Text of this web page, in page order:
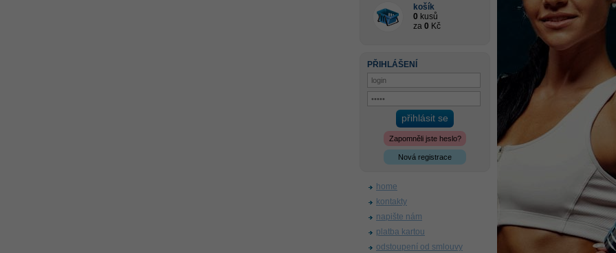
košík
0 kusů
za 0 Kč
PŘIHLÁŠENÍ
přihlásit se
Zapomněli jste heslo?
Nová registrace
home
kontakty
napište nám
platba kartou
odstoupení od smlouvy